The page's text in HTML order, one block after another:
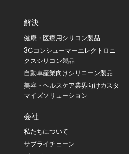
解決
健康・医療用シリコン製品
3Cコンシューマーエレクトロニ
クスシリコン製品
自動車産業向けシリコーン製品
美容・ヘルスケア業界向けカスタ
マイズソリューション
会社
私たちについて
サプライチェーン